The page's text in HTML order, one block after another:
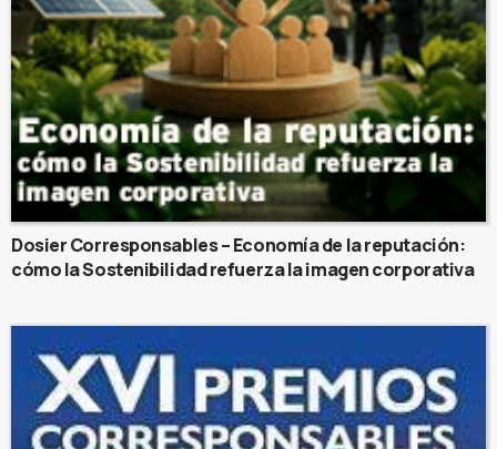
Dosier Corresponsables – Economía de la reputación:
cómo la Sostenibilidad refuerza la imagen corporativa